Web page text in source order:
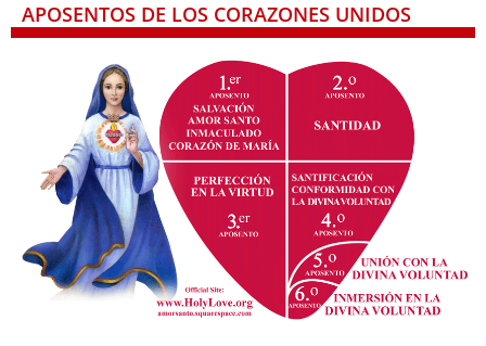
APOSENTOS DE LOS CORAZONES UNIDOS